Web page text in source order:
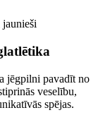
jēgpilni pavadīt no
veselību,
spējas.